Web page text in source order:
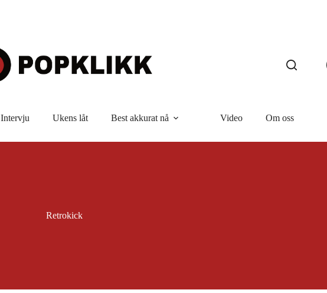
Intervju Ukens låt Best akkurat nå Video Om oss
Retrokick